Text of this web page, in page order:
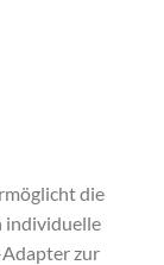
die
individuelle
zur